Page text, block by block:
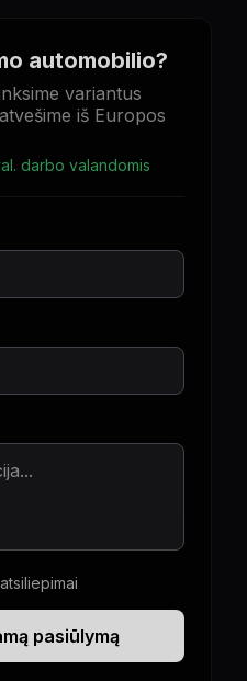
automobilio?
variantus
iš Europos
darbo valandomis
pasiūlymą